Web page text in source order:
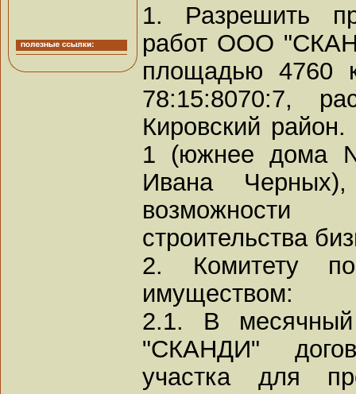
1. Разрешить
работ ООО
площадью 4760
78:15:8070:7,
Кировский
1 (южнее дома
Ивана
строительства
2. Комитету по
имуществом:
2.1. В
"СКАНДИ"
участка для